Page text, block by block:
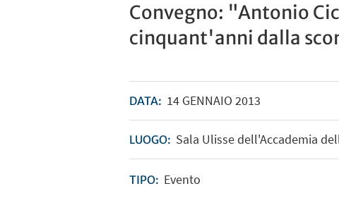
Convegno: "Antonio
cinquant'anni dalla
DATA: 14GENNAIO 2013
LUOGO: Sala Ulisse dell'Accademia
TIPO: Evento